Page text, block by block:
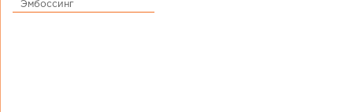
Эмбоссинг